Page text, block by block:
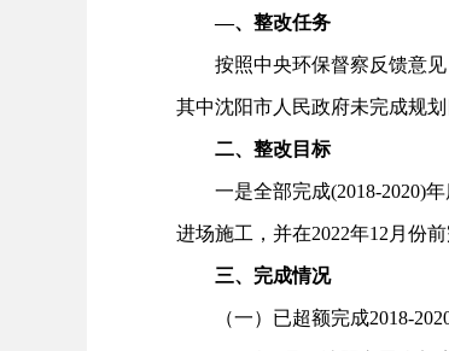
—、整改任务
按照中央环保督察反馈意见，
其中沈阳市人民政府未完成规划
二、整改目标
一是全部完成(2018-2020)年
进场施工，并在2022年12月份
三、完成情况
（一）已超额完成2018-